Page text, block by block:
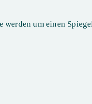
um einen